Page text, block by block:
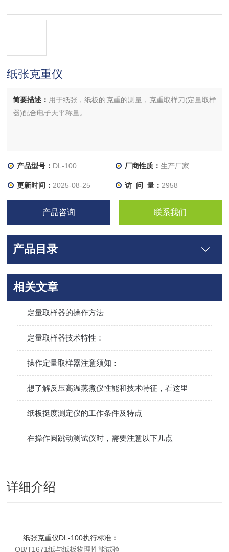
纸张克重仪
简要描述： 用于纸张，纸板的克重的测量，克重取样刀(定量取样
器)配合电子天平称量。
产品型号： DL-100 厂商性质： 生产厂家
更新时间： 2025-08-25 访 问 量： 2958
产品咨询 联系我们
产品目录
相关文章
定量取样器的操作方法
定量取样器技术特性：
操作定量取样器注意须知：
想了解反压高温蒸煮仪性能和技术特征，看这里
纸板挺度测定仪的工作条件及特点
在操作圆跳动测试仪时，需要注意以下几点
详细介绍
纸张克重仪DL-100执行标准：
QB/T1671纸与纸板物理性能试验